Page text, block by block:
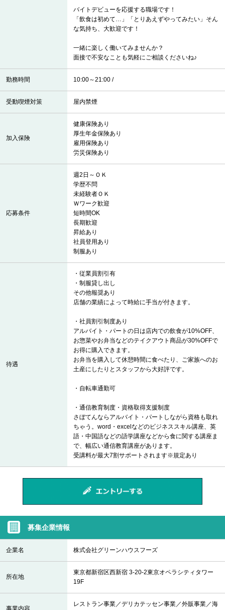
バイトデビューを応援する職場です！
「飲食は初めて…」「とりあえずやってみたい」そん
な気持ち、大歓迎です！
一緒に楽しく働いてみませんか？
面接で不安なことも気軽にご相談くださいね♪
勤務時間 10:00～21:00 /
受動喫煙対策 屋内禁煙
加入保険
健康保険あり
厚生年金保険あり
雇用保険あり
労災保険あり
応募条件
週2日～ＯＫ
学歴不問
未経験者ＯＫ
Ｗワーク歓迎
短時間OK
長期歓迎
昇給あり
社員登用あり
制服あり
待遇
・従業員割引有
・制服貸し出し
その他報奨あり
店舗の業績によって時給に手当が付きます。
・社員割引制度あり
アルバイト・パートの日は店内での飲食が10%OFF、
お惣菜やお弁当などのテイクアウト商品が30%OFFで
お得に購入できます。
お弁当を購入して休憩時間に食べたり、ご家族へのお
土産にしたりとスタッフから大好評です。
・自転車通勤可
・通信教育制度・資格取得支援制度
さぼてんならアルバイト・パートしながら資格も取れ
ちゃう。word・excelなどのビジネススキル講座、英
語・中国語などの語学講座などから食に関する講座ま
で、幅広い通信教育講座があります。
受講料が最大7割サポートされます※規定あり
募集企業情報
企業名 株式会社グリーンハウスフーズ
所在地
東京都新宿区西新宿 3-20-2東京オペラシティタワー
19F
レストラン事業／デリカテッセン事業／外販事業／海